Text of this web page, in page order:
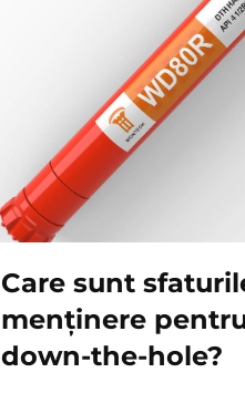
Care sunt
menținere pentru
down-the-hole?